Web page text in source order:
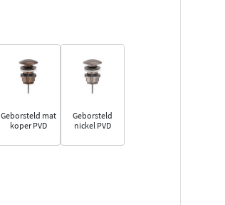
Geborsteld mat
koper PVD
Geborsteld
nickel PVD